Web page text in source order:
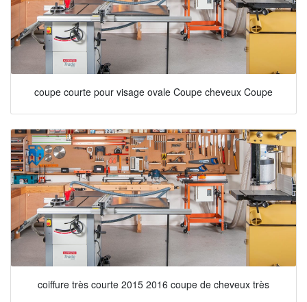
coupe courte pour visage ovale Coupe cheveux Coupe
coiffure très courte 2015 2016 coupe de cheveux très